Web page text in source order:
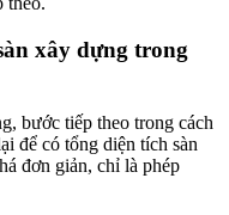
xây dựng trong
bước tiếp theo trong cách
để có tổng diện tích sàn
đơn giản, chỉ là phép